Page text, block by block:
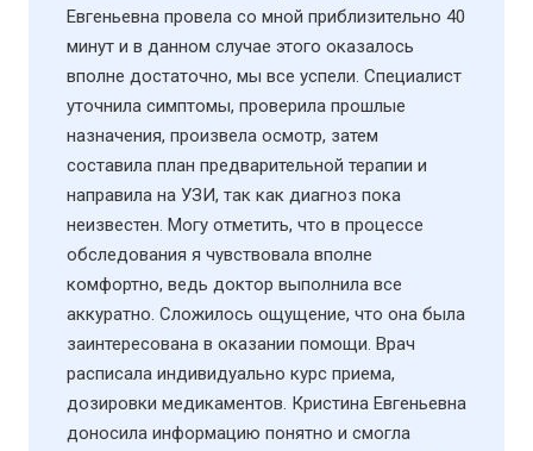
Евгеньевна провела со мной приблизительно 40
минут и в данном случае этого оказалось
вполне достаточно, мы все успели. Специалист
уточнила симптомы, проверила прошлые
назначения, произвела осмотр, затем
составила план предварительной терапии и
направила на УЗИ​, так как диагноз пока
неизвестен. Могу отметить, что в процессе
обследования я чувствовала вполне
комфортно, ведь доктор выполнила все
аккуратно. Сложилось ощущение, что она была
заинтересована в оказании помощи. Врач
расписала индивидуально курс приема,
дозировки медикаментов. Кристина Евгеньевна
доносила информацию понятно и смогла